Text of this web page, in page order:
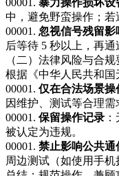
中，避免野蛮操作；若
00001. 忽视信号残留影
后等待 5 秒以上，再
（二）法律风险与合规
根据《中华人民共和
00001. 仅在合法场景操
因维护、测试等合理
00001. 保留操作记录
被认定为违规。​
00001. 禁止影响公共通
周边测试（如使用手机